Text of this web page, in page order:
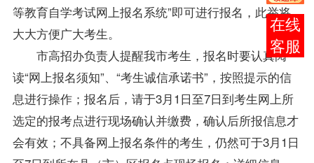
等教育自学考试网上报名系统”即可进行报名，此举将
大大方便广大考生。
市高招办负责人提醒我市考生，报名时要认真阅
读“网上报名须知”、“考生诚信承诺书”，按照提示的信
息进行操作；报名后，请于3月1日至7日到考生网上所
选定的报考点进行现场确认并缴费，确认后所报信息才
会有效；不具备网上报名条件的考生，仍然可于3月1日
报考
咨询